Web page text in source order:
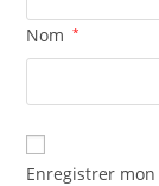
Nom *
Enregistrer